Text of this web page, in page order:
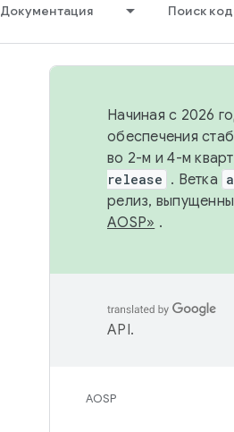
Документация Поиск
Начиная с 2026
обеспечения
во 2-м и 4-м
release . Ветка
релиз,
AOSP» .
API.
AOSP